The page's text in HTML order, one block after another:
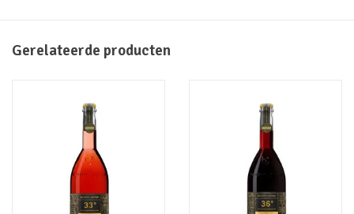
toets van honing en mooie zuurgraad. Lange, droge afdronk met lichte
Alcoholvrijpionier J
Fruitkweker, cider- en sappenfabrikant Manufaktur Jörg Geiger uit
Zuid-Duitsland pionierde ruim 30 jaar geleden met de eerste
alcoholvrije dranken als alternatief voor wijn. De inspiratie hiervoor
lag in meer dan 300 jaar familiegeschiedenis in de productie van laag-
Gerelateerde producten